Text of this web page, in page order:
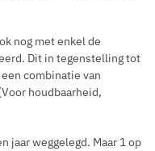
nog met enkel de
Dit in tegenstelling tot
combinatie van
houdbaarheid,
jaar weggelegd. Maar 1 op